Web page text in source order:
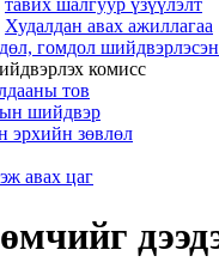
тавих шалгуур үзүүлэлт
Худалдан авах ажиллагаа
гомдол
комисс
тов
шийдвэр
эрхийн зөвлөл
авах цаг